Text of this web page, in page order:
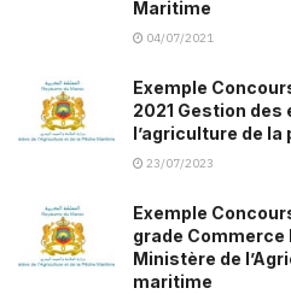
Maritime
04/07/2021
Exemple
2021 Gestion
l’agriculture de
23/07/2023
Exemple
grade
Ministère de
maritime